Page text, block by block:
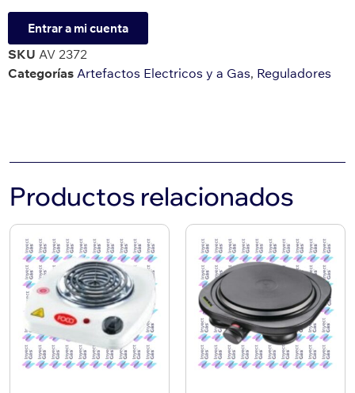
Entrar a mi cuenta
SKU AV 2372
Categorías Artefactos Electricos y a Gas, Reguladores
Productos relacionados